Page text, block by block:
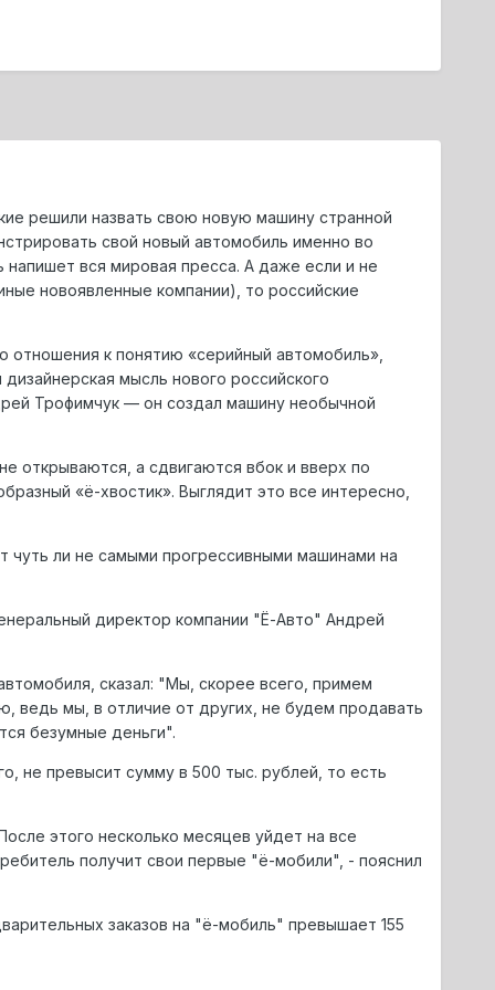
решили назвать свою новую машину странной
свой новый автомобиль именно во
вся мировая пресса. А даже если и не
новоявленные компании), то российские
отношения к понятию «серийный автомобиль»,
мысль нового российского
Трофимчук — он создал машину необычной
открываются, а сдвигаются вбок и вверх по
«ё-хвостик». Выглядит это все интересно,
чуть ли не самыми прогрессивными машинами на
директор компании "Ё-Авто" Андрей
сказал: "Мы, скорее всего, примем
ведь мы, в отличие от других, не будем продавать
безумные деньги".
не превысит сумму в 500 тыс. рублей, то есть
этого несколько месяцев уйдет на все
получит свои первые "ё-мобили", - пояснил
заказов на "ё-мобиль" превышает 155